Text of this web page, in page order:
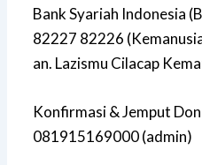
Bank Syariah Indonesia
82227 82226
an. Lazismu Cilacap
Konfirmasi & Jemput
081915169000 (admin)